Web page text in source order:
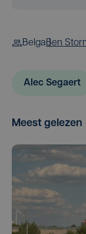
BelgaBen
Alec Segaert
Meest gelezen